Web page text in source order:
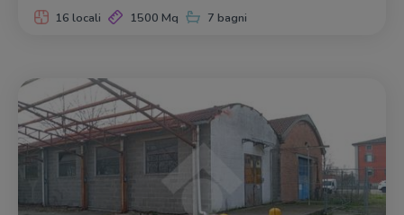
16 locali 1500 Mq 7 bagni